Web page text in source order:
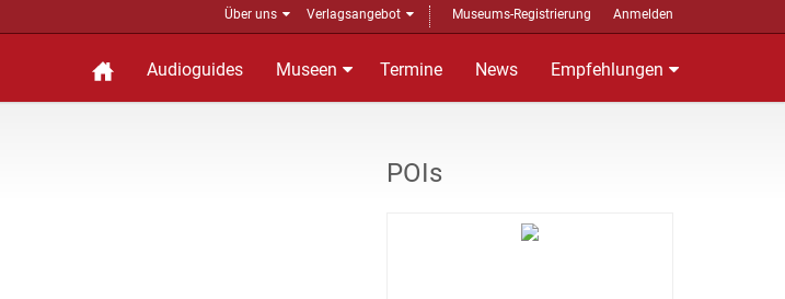
Über uns Verlagsangebot Museums-Registrierung Anmelden
Audioguides Museen Termine News Empfehlungen
POIs